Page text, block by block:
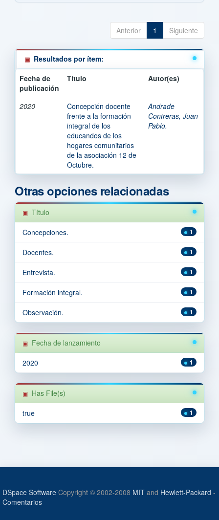
Anterior 1 Siguiente
Resultados por ítem:
Fecha de
publicación
Título Autor(es)
2020
Concepción docente
frente a la formación
integral de los
educandos de los
hogares comunitarios
de la asociación 12 de
Octubre.
Andrade
Contreras, Juan
Pablo.
Otras opciones relacionadas
Título
1
Concepciones.
1
Docentes.
1
Entrevista.
1
Formación integral.
1
Observación.
Fecha de lanzamiento
1
2020
Has File(s)
1
true
DSpace Software Copyright © 2002-2008 MIT and Hewlett-Packard -
Comentarios